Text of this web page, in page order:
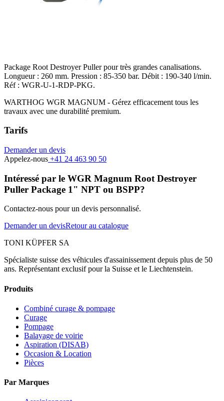
Package Root Destroyer Puller pour très grandes canalisations.
Longueur : 260 mm. Pression : 85-350 bar. Débit : 190-340 l/min.
Réf : WGR-U-1-RDP-PKG.
WARTHOG WGR MAGNUM - Gérez efficacement tous les
travaux avec une durabilité premium.
Tarifs
Demander un devis
Appelez-nous +41 24 463 90 50
Intéressé par le WGR Magnum Root Destroyer
Puller Package 1" NPT ou BSPP?
Contactez-nous pour un devis personnalisé.
Demander un devisRetour au catalogue
TONI KÜPFER SA
Spécialiste suisse des véhicules d'assainissement depuis plus de 50
ans. Représentant exclusif pour la Suisse et le Liechtenstein.
Produits
Combiné curage & pompage
Curage
Pompage
Balayage de voirie
Aspiration (DISAB)
Occasion & Location
Pièces
Par Marques